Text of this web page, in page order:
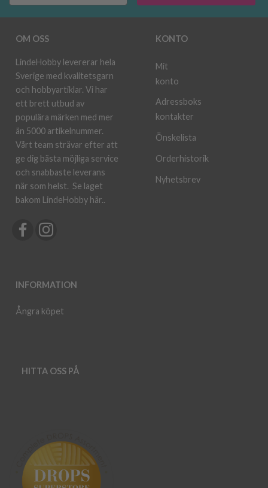
OM OSS
LindeHobby levererar hela
Sverige med kvalitetsgarn
och hobbyartiklar. Vi har
ett brett utbud av
populära märken med mer
än 5000 artikelnummer.
Vårt team strävar efter att
ge dig bästa möjliga service
och snabbaste leverans
när som helst. Se laget
bakom LindeHobby här..
INFORMATION
Ångra köpet
KONTO
Mit
konto
Adressboks
kontakter
Önskelista
Orderhistorik
Nyhetsbrev
HITTA OSS PÅ